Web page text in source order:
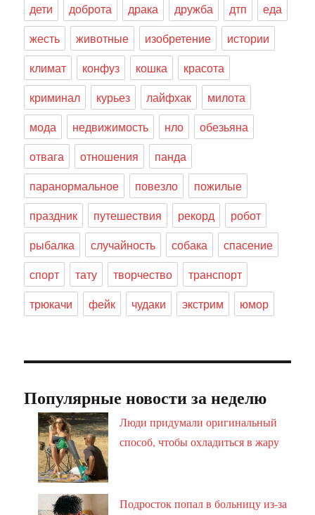
дети доброта драка дружба дтп
еда
жесть
животные изобретение
истории
климат
конфуз кошка
красота
криминал
курьез лайфхак
милота
мода
недвижимость нло
обезьяна
отвага
отношения
панда
паранормальное
повезло
пожилые
праздник
путешествия рекорд
робот
рыбалка
случайность собака
спасение
спорт
тату творчество
транспорт
трюкачи
фейк чудаки экстрим юмор
Популярные новости за неделю
Люди придумали оригинальный
способ, чтобы охладиться в жару
Подросток попал в больницу из-за